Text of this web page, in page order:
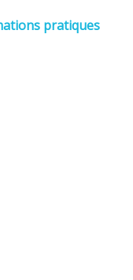
pratiques